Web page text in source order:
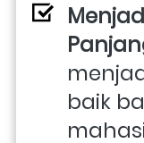
baik